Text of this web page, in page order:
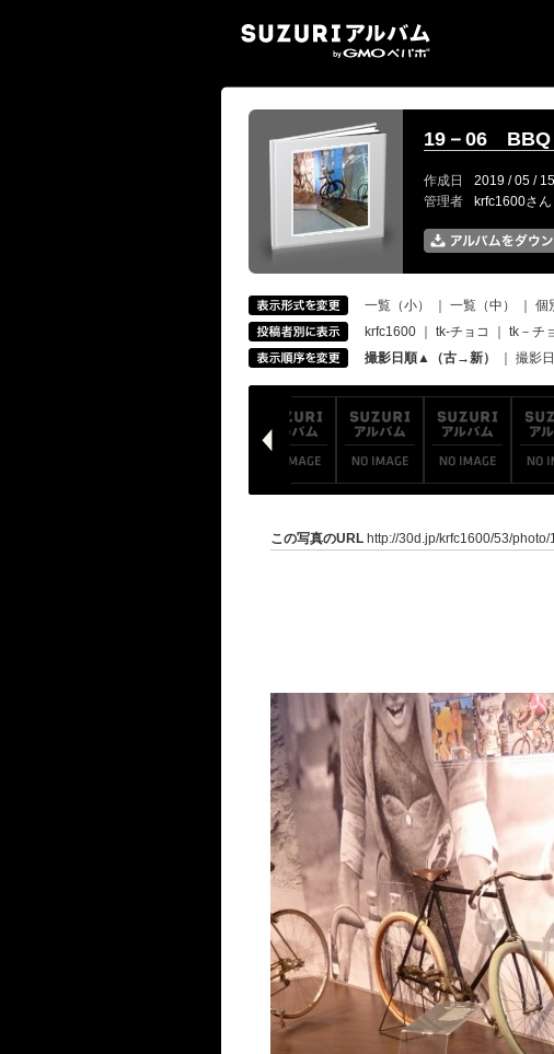
19－06
作成日 2019 / 05 / 15
管理者
krfc1600さん
一覧（小） 一覧（中） 個
krfc1600
tk-チョコ tk－チ
撮影日順▲（古→新）
撮影
この写真のURL http://30d.jp/krfc1600/53/photo/